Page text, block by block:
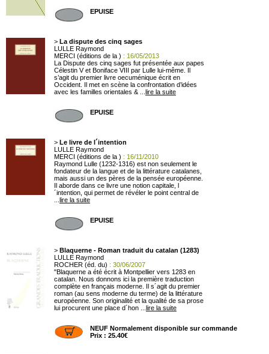
EPUISE
> La dispute des cinq sages
LULLE Raymond
MERCI (éditions de la ) : 16/05/2013
La Dispute des cinq sages fut présentée aux papes
Célestin V et Boniface VIII par Lulle lui-même. Il
s’agit du premier livre oecuménique écrit en
Occident. Il met en scène la confrontation d’idées
avec les familles orientales & ... lire la suite
EPUISE
> Le livre de l´intention
LULLE Raymond
MERCI (éditions de la ) : 16/11/2010
Raymond Lulle (1232-1316) est non seulement le
fondateur de la langue et de la littérature catalanes,
mais aussi un des pères de la pensée européenne.
Il aborde dans ce livre une notion capitale, l
´intention, qui permet de révéler le point central de
lire la suite
EPUISE
> Blaquerne - Roman traduit du catalan (1283)
LULLE Raymond
ROCHER (éd. du) : 30/06/2007
"Blaquerne a été écrit à Montpellier vers 1283 en
catalan. Nous donnons ici la première traduction
complète en français moderne. Il s´agit du premier
roman (au sens moderne du terme) de la littérature
européenne. Son originalité et la qualité de sa prose
lui procurent une place d´hon ... lire la suite
NEUF Normalement disponible sur commande
Prix : 25.40€